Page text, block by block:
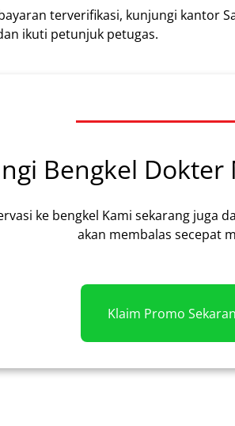
terverifikasi, kunjungi kantor
ikuti petunjuk petugas.
Bengkel Dokter
ke bengkel Kami sekarang juga
akan membalas secepat
Klaim Promo